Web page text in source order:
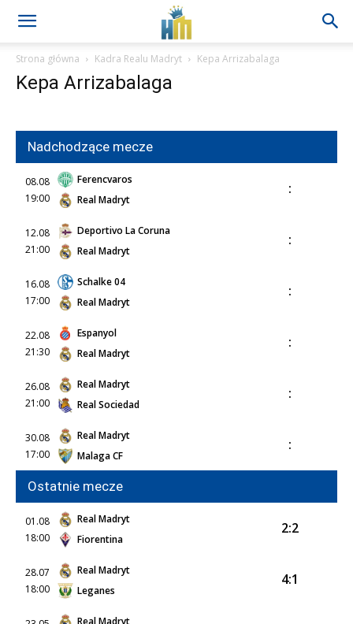
Strona główna Kadra Realu Madryt Kepa Arrizabalaga
Kepa Arrizabalaga
Nadchodzące mecze
08.08
19:00
Ferencvaros
Real Madryt
:
12.08
21:00
Deportivo La Coruna
Real Madryt
:
16.08
17:00
Schalke 04
Real Madryt
:
22.08
21:30
Espanyol
Real Madryt
:
26.08
21:00
Real Madryt
Real Sociedad
:
30.08
17:00
Real Madryt
Malaga CF
:
Ostatnie mecze
01.08
18:00
Real Madryt
Fiorentina
2:2
28.07
18:00
Real Madryt
Leganes
4:1
Real Madryt